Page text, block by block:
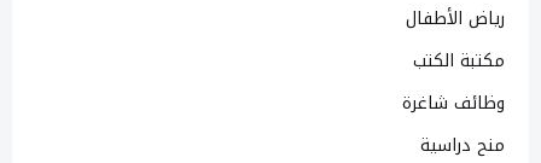
رياض الأطفال
مكتبة الكتب
وظائف شاغرة
منح دراسية